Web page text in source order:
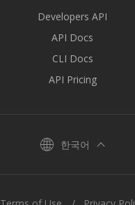
Developers API
API Docs
CLI Docs
API Pricing
한국어